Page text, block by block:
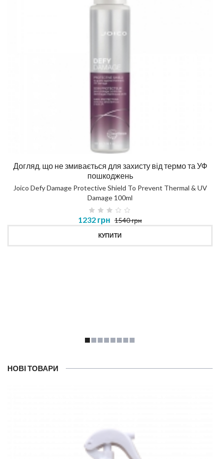
Догляд, що не змивається для захисту від термо та УФ
пошкоджень
Joico Defy Damage Protective Shield To Prevent Thermal & UV
Damage 100ml
1232 грн 1540 грн
КУПИТИ
НОВІ ТОВАРИ